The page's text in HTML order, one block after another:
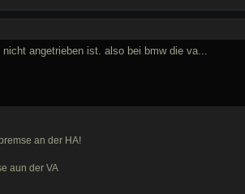
angetrieben ist. also bei bmw die va...
an der HA!
aun der VA